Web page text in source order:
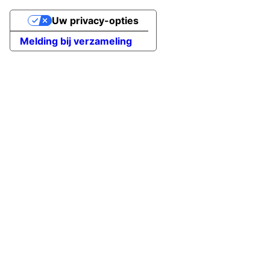
Melding bij verzameling
Uw privacy-opties